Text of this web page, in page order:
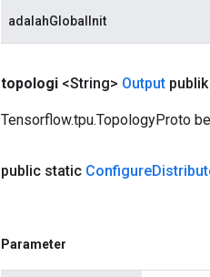
adalahGlobalInit
topologi <String> Output publik
Tensorflow.tpu.TopologyProto
public static Configure
Parameter